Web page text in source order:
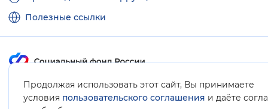
Продолжая использовать этот сайт, Вы принимаете
условия пользовательского соглашения и даёте
Полезные ссылки
Карта сайта